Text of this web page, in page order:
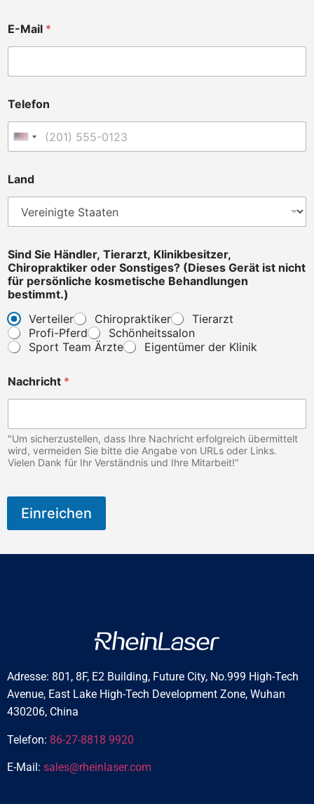
r
,
H
n
l
E-Mail *
Telefon
Vereinigte Staaten +1
Land
Sind Sie Händler, Tierarzt, Klinikbesitzer,
Chiropraktiker oder Sonstiges? (Dieses Gerät ist nicht
für persönliche kosmetische Behandlungen
bestimmt.)
Verteiler
Chiropraktiker
Tierarzt
Profi-Pferd
Schönheitssalon
Sport Team Ärzte
Eigentümer der Klinik
Nachricht *
"Um sicherzustellen, dass Ihre Nachricht erfolgreich übermittelt
wird, vermeiden Sie bitte die Angabe von URLs oder Links.
Vielen Dank für Ihr Verständnis und Ihre Mitarbeit!"
Einreichen
Adresse: 801, 8F, E2 Building, Future City, No.999 High-Tech
Avenue, East Lake High-Tech Development Zone, Wuhan
430206, China
Telefon: 86-27-8818 9920
E-Mail: sales@rheinlaser.com